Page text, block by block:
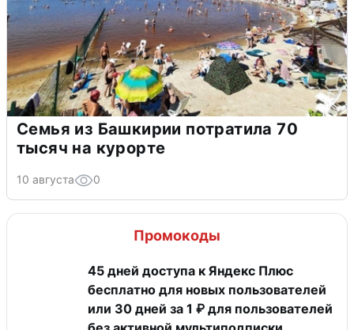
Семья из Башкирии потратила 70
тысяч на курорте
10 августа 0
Промокоды
45 дней доступа к Яндекс Плюс
бесплатно для новых пользователей
или 30 дней за 1 ₽ для пользователей